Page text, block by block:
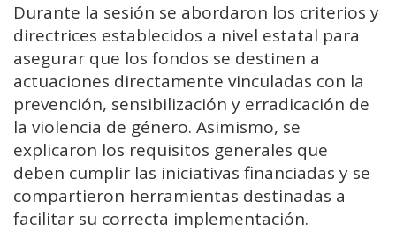
Durante la sesión se abordaron los criterios y
directrices establecidos a nivel estatal para
asegurar que los fondos se destinen a
actuaciones directamente vinculadas con la
prevención, sensibilización y erradicación de
la violencia de género. Asimismo, se
explicaron los requisitos generales que
deben cumplir las iniciativas financiadas y se
compartieron herramientas destinadas a
facilitar su correcta implementación.